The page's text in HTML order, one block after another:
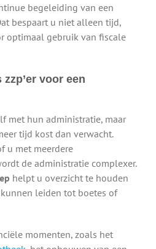
begeleiding van een
bespaart u niet alleen tijd,
optimaal gebruik van fiscale
voor een
met hun administratie, maar
tijd kost dan verwacht.
u met meerdere
de administratie complexer.
helpt u overzicht te houden
leiden tot boetes of
momenten, zoals het